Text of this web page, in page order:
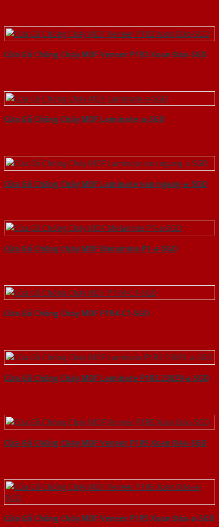
Cửa Gỗ Chống Cháy MDF Veneer P1R2 Xoan Đào-SGD
Cửa Gỗ Chống Cháy MDF Laminate-a-SGD
Cửa Gỗ Chống Cháy MDF Laminate van ngang-a-SGD
Cửa Gỗ Chống Cháy MDF Melamine P1-a-SGD
Cửa Gỗ Chống Cháy MDF P1R4-C1-SGD
Cửa Gỗ Chống Cháy MDF Laminate P1R2 23029-a-SGD
Cửa Gỗ Chống Cháy MDF Veneer P1R5 Xoan Đào-SGD
Cửa Gỗ Chống Cháy MDF Veneer P1R5 Xoan Đào-a-SGD